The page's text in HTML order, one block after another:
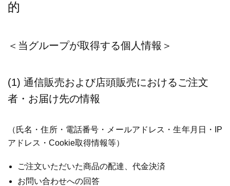
的
＜当グループが取得する個人情報＞
(1) 通信販売および店頭販売におけるご注文
者・お届け先の情報
（氏名・住所・電話番号・メールアドレス・生年月日・IP
アドレス・Cookie取得情報等）
ご注文いただいた商品の配達、代金決済
お問い合わせへの回答